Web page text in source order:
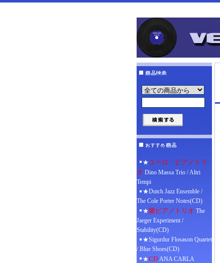
★ユーロ・ピアノトリ
オ Dino Massa Trio / Altri
Tempi
★Dutch Jazz Ensemble /
The Cole Porter Notes(CD)
★蘭ピアノトリオ The
Jaeger Experiment /
Stability(CD)
★Sigurdur Flosason Quartet
/ Blue Shoes(CD)
★CD ANA CARLA